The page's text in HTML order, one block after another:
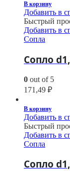
В корзину
Добавить в
Быстрый
Добавить в
Сопла
Сопло
0 out of 5
171,49 ₽
В корзину
Добавить в
Быстрый
Добавить в
Сопла
Сопло